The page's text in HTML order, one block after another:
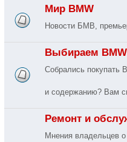
Мир BMW
Новости БМВ,
Выбираем BMW
Собрались покупать
и содержанию? Вам
Ремонт и
Мнения владельцев